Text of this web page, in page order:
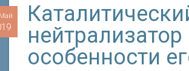
нейтрализатор
особенности